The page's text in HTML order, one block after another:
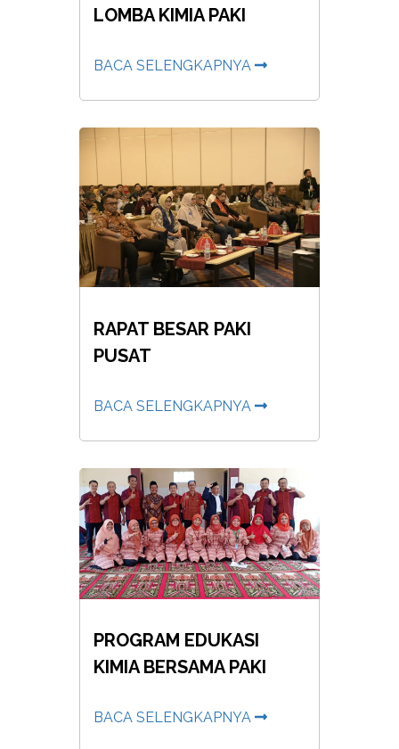
LOMBA KIMIA PAKI
BACA SELENGKAPNYA
RAPAT BESAR PAKI
PUSAT
BACA SELENGKAPNYA
PROGRAM EDUKASI
KIMIA BERSAMA PAKI
BACA SELENGKAPNYA